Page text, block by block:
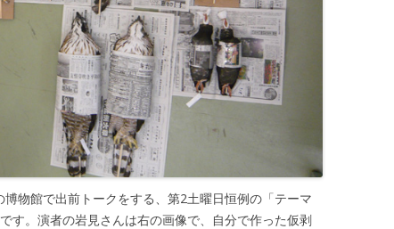
トキ保護
生態
標本
季節の話題
東日本大震災関連
鳥類標識調査
物館で出前トークをする、第2土曜日恒例の「テーマ
す。演者の岩見さんは右の画像で、自分で作った仮剥